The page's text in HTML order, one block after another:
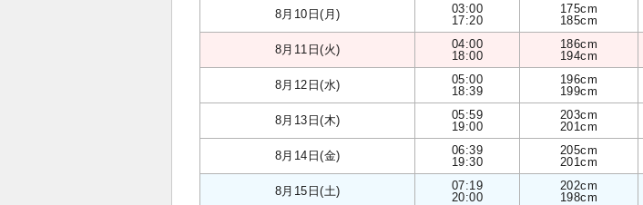
8月10日(月)
03:00
17:20
175cm
185cm
8月11日(火)
04:00
18:00
186cm
194cm
8月12日(水)
05:00
18:39
196cm
199cm
8月13日(木)
05:59
19:00
203cm
201cm
8月14日(金)
06:39
19:30
205cm
201cm
8月15日(土)
07:19
20:00
202cm
198cm